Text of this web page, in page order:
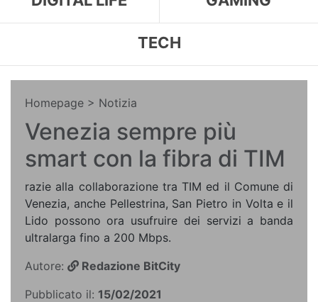
TECH
Homepage > Notizia
Venezia sempre più
smart con la fibra di TIM
razie alla collaborazione tra TIM ed il Comune di
Venezia, anche Pellestrina, San Pietro in Volta e il
Lido possono ora usufruire dei servizi a banda
ultralarga fino a 200 Mbps.
Autore:
Redazione BitCity
Pubblicato il: 15/02/2021